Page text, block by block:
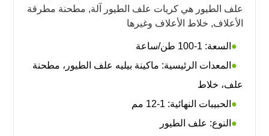
علف الطيور هي كريات علف الطيور آلة, مطحنة مطرقة
الأعلاف, خلاط الأعلاف وغيرها
السعة: 1-100 طن/ساعة
المعدات الرئيسية: ماكينة بيليه علف الطيور، مطحنة
علف، خلاط
الحبيبات النهائية: 1-12 مم
النوع: علف الطيور